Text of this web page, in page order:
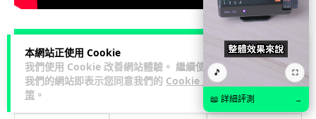
本網站正使用 Cookie
我們使用 Cookie 改善網站體驗。 繼續使用
我們的網站即表示您同意我們的 Cookie 政
策 。
更多精彩文章每日送到電子郵箱
🎵 ⛶
📖 詳細評測 →